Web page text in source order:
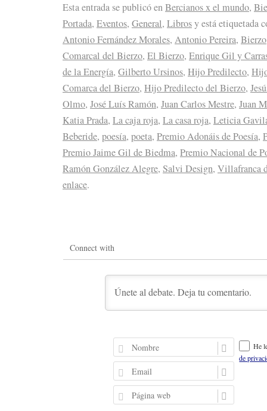
Esta entrada se publicó enBercianos x el mundo,
Portada, Eventos, General, Librosy está etiquetada
Antonio Fernández Morales, Antonio Pereira, Bierzo
Comarcal del Bierzo, El Bierzo, Enrique Gil y
de la Energía, Gilberto Ursinos, Hijo Predilecto,
Comarca del Bierzo, Hijo Predilecto del Bierzo,
Olmo, José Luís Ramón, Juan Carlos Mestre, Juan
Katia Prada, La caja roja, La casa roja, Leticia
Beberide, poesía, poeta, Premio Adonáis de Poesía,
Premio Jaime Gil de Biedma, Premio Nacional de
Ramón González Alegre, Salvi Design, Villafranca
enlace.
Connect with
N
o
m
r
m
a
á
He
de